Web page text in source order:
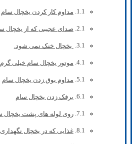
مداوم کار کردن یخچال سام
صدای عجیبی که از یخچال
یخچال خنک نمی شود.
موتور یخچال سام خیلی
مداوم بوق زدن یخچال سام
برفک زدن یخچال سام
روی لوله های پشت یخچال
غذایی که در یخچال